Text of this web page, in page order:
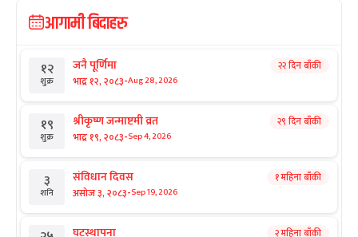
आगामी बिदाहरु
१२
शुक्र
जनै पूर्णिमा
भाद्र १२, २०८३-Aug 28, 2026
२२ दिन बाँकी
१९
शुक्र
श्रीकृष्ण जन्माष्टमी व्रत
भाद्र १९, २०८३-Sep 4, 2026
२९ दिन बाँकी
३
शनि
संविधान दिवस
असोज ३, २०८३-Sep 19, 2026
१ महिना बाँकी
घटस्थापना २ महिना बाँकी